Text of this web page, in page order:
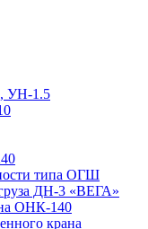
УН-1.5
типа ОГШ
ДН-3 «ВЕГА»
ОНК-140
крана